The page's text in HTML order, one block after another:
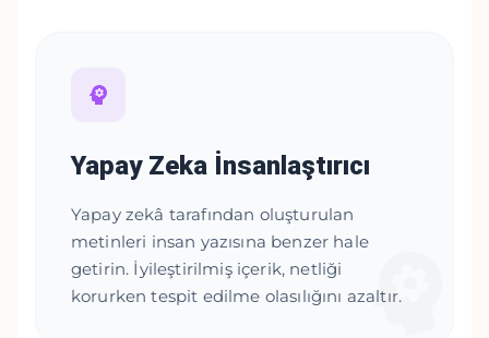
Yapay Zeka İnsanlaştırıcı
Yapay zekâ tarafından oluşturulan
metinleri insan yazısına benzer hale
getirin. İyileştirilmiş içerik, netliği
korurken tespit edilme olasılığını azaltır.